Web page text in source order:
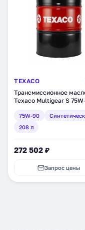
TEXACO
Трансмиссионное
Texaco Multigear S
(832840DEE)
75W-90
208 л
272 502 ₽
Запрос цены